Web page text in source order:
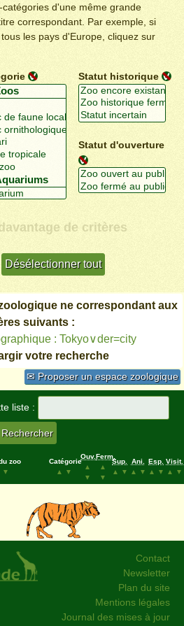
d'une même grande
correspondant. Par exemple, si
les pays d'Europe, cliquez sur
Statut historique
Statut d'ouverture
de critères
ne correspondant aux
suivants :
: Tokyo∨der=city
votre recherche
✉ Proposer un espace zoologique
liste :
zoo
▼
Catégorie
▲
▼
Ouv.
▲
▼
Ferm.
▲
▼
Sup.
▲
▼
Ani.
▲
▼
Esp.
▲
▼
Visit.
▲
▼
Contact
Newsletter
Plan du site
Mentions légales
Journal des mises à jour